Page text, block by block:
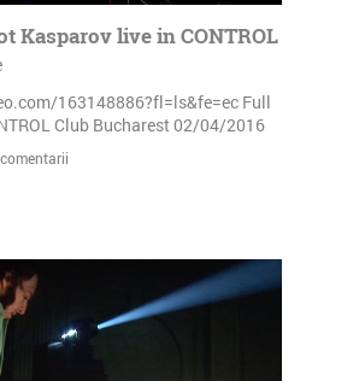
Kasparov live in CONTROL
163148886?fl=ls&fe=ec Full
Club Bucharest 02/04/2016